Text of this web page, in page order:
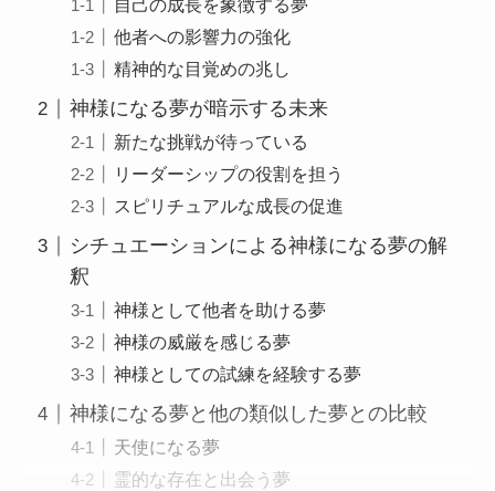
自己の成長を象徴する夢
他者への影響力の強化
精神的な目覚めの兆し
神様になる夢が暗示する未来
新たな挑戦が待っている
リーダーシップの役割を担う
スピリチュアルな成長の促進
シチュエーションによる神様になる夢の解
釈
神様として他者を助ける夢
神様の威厳を感じる夢
神様としての試練を経験する夢
神様になる夢と他の類似した夢との比較
天使になる夢
霊的な存在と出会う夢